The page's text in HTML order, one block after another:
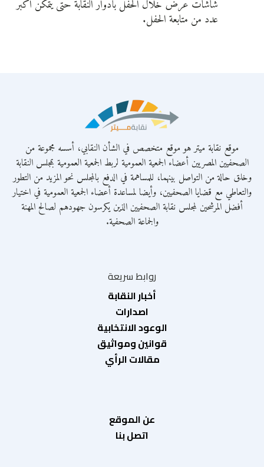
شاشات عرض خلال الحفل بأدوار النقابة حتى يتمكن أكبر
عدد من متابعة الحفل.
موقع نقابة ميتر هو موقع متخصص في الشأن النقابي، أسسه مجموعة من
الصحفيين المصريين أعضاء الجمعية العمومية لربط الجمعية العمومية بمجلس النقابة
وخلق حالة من التواصل بينهما، للمساهمة في الدفع بالمجلس نحو المزيد من التطور
والتعاطي مع قضايا الصحفيين، وأيضا لمساعدة أعضاء الجمعية العمومية في اختيار
أفضل المرشحين لمجلس نقابة الصحفيين الذين يكرسون جهودهم لصالح المهنة
والجماعة الصحفية.
روابط سريعة
أخبار النقابة
اصدارات
الوعود الانتخابية
قوانين ومواثيق
مقالات الرأي
عن الموقع
اتصل بنا